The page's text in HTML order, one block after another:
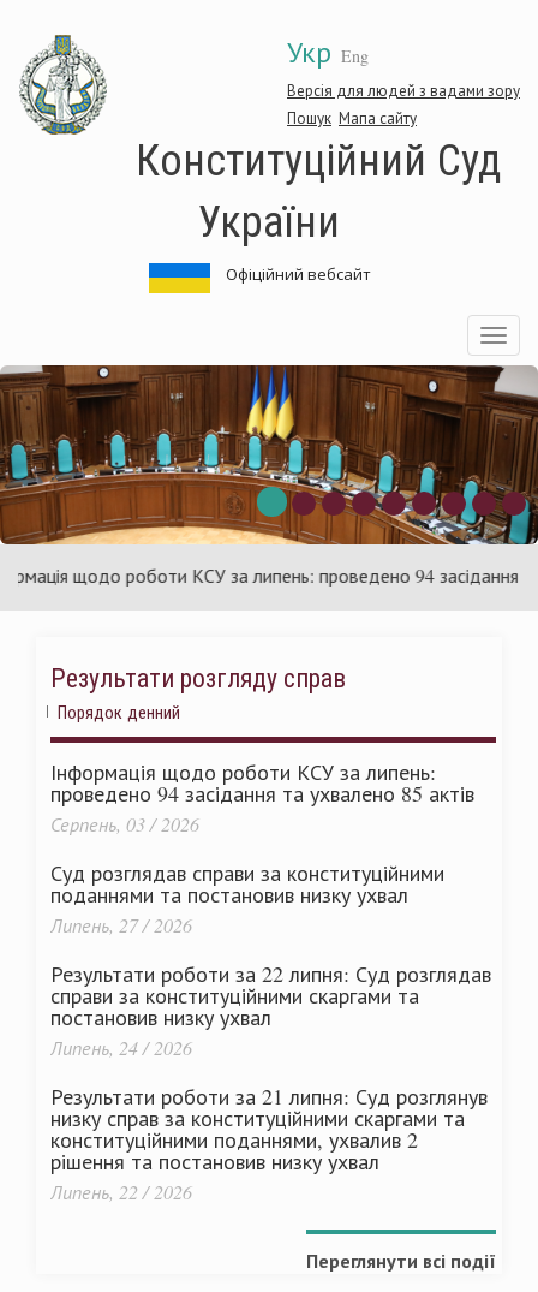
основного
матеріалу
Укр Eng
Версія для людей з вадами зору
Пошук Мапа сайту
Конституційний Суд
України
Офіційний вебсайт
Toggle
щодо роботи КСУ за липень: проведено 94 засідання та
Результати розгляду справ
Порядок денний
Інформація щодо роботи КСУ за липень:
проведено 94 засідання та ухвалено 85 актів
Серпень, 03 / 2026
Суд розглядав справи за конституційними
поданнями та постановив низку ухвал
Липень, 27 / 2026
Результати роботи за 22 липня: Суд розглядав
справи за конституційними скаргами та
постановив низку ухвал
Липень, 24 / 2026
Результати роботи за 21 липня: Суд розглянув
низку справ за конституційними скаргами та
конституційними поданнями, ухвалив 2
рішення та постановив низку ухвал
Липень, 22 / 2026
Переглянути всі події